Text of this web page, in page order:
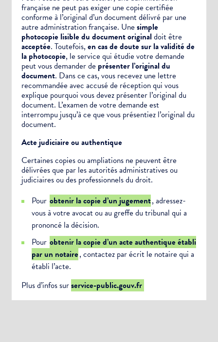
française ne peut pas exiger une copie certifiée
conforme à l’original d’un document délivré par une
autre administration française. Une simple
photocopie lisible du document originaldoit être
acceptée. Toutefois, en cas de doute sur la validité de
la photocopie, le service qui étudie votre demande
peut vous demander de présenter l’original du
document. Dans ce cas, vous recevez une lettre
recommandée avec accusé de réception qui vous
explique pourquoi vous devez présenter l’original du
document. L’examen de votre demande est
interrompu jusqu’à ce que vous présentiez l’original du
document.
Acte judiciaire ou authentique
Certaines copies ou ampliations ne peuvent être
délivrées que par les autorités administratives ou
judiciaires ou des professionnels du droit.
Pour obtenir la copie d’un jugement, adressez-
vous à votre avocat ou au greffe du tribunal qui a
prononcé la décision.
Pour obtenir la copie d’un acte authentique établi
par un notaire, contactez par écrit le notaire qui a
établi l’acte.
Plus d’infos surservice-public.gouv.fr
Choisissez votre abonnement :
Alertes Mail
Newsletter Culture
Newsletter Sport et Vie associative